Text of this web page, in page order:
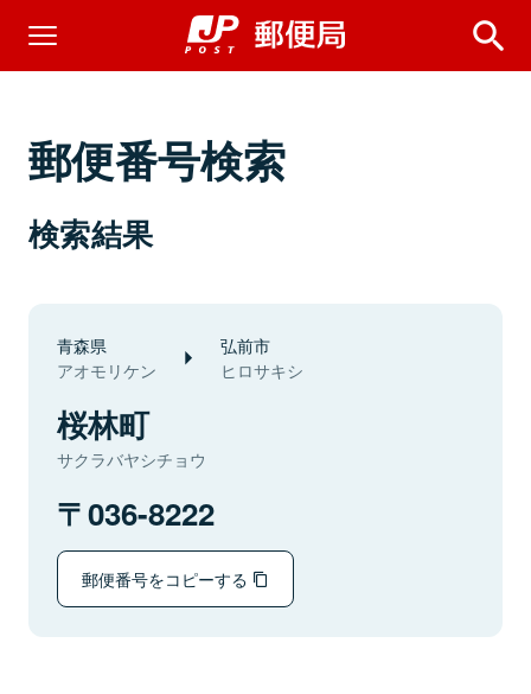
郵便番号検索
検索結果
青森県
アオモリケン
弘前市
ヒロサキシ
桜林町
サクラバヤシチョウ
036-8222
郵便番号をコピーする